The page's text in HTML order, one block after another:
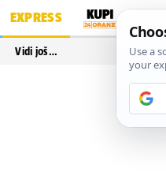
EXPRESS
Vidi još…